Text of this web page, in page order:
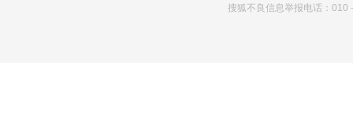
搜狐不良信息举报电话：010